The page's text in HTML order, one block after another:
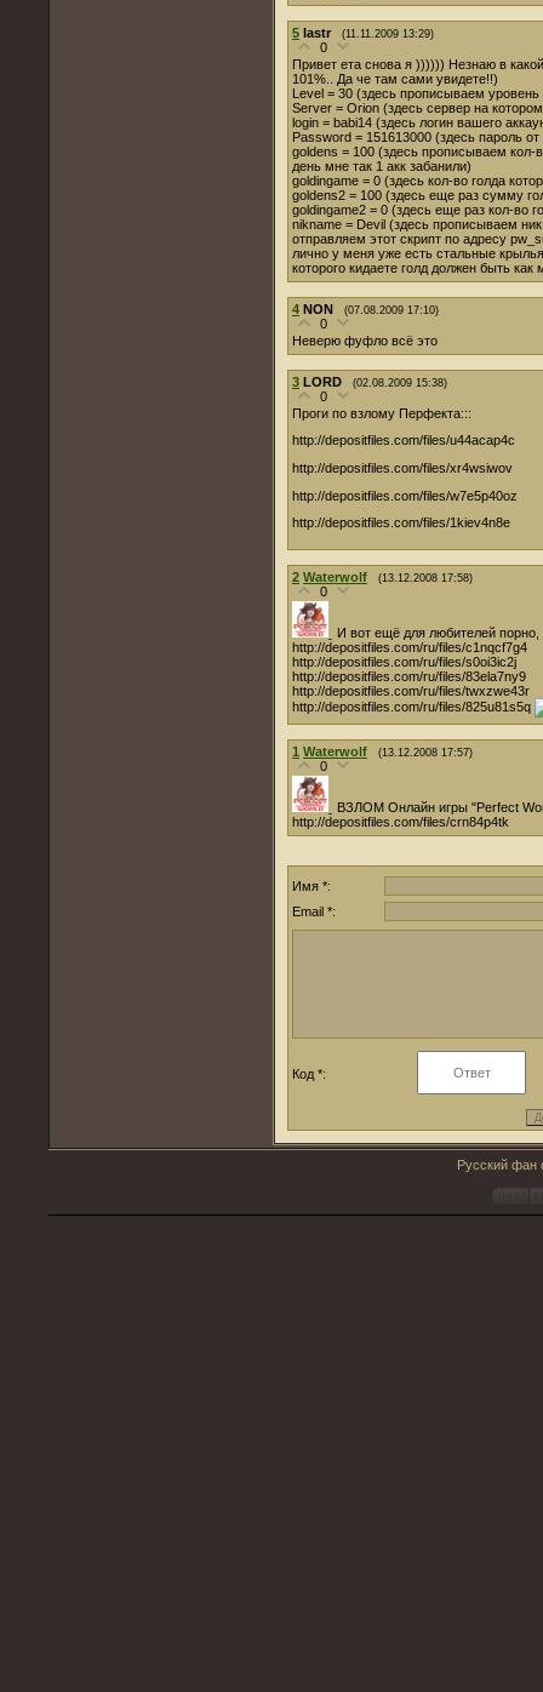
5 lastr (11.11.2009 13:29)
0
Привет ета снова я )))))) Незнаю в
101%.. Да че там сами увидете!!)
Level = 30 (здесь прописываем
Server = Orion (здесь сервер на
login = babi14 (здесь логин вашего
Password = 151613000 (здесь пароль от
goldens = 100 (здесь прописываем кол-
день мне так 1 акк забанили)
goldingame = 0 (здесь кол-во голда
goldens2 = 100 (здесь еще раз сумму
goldingame2 = 0 (здесь еще раз кол-во
nikname = Devil (здесь прописываем
отправляем этот скрипт по адресу
лично у меня уже есть стальные
которого кидаете голд должен быть
4 NON (07.08.2009 17:10)
0
Неверю фуфло всё это
3 LORD (02.08.2009 15:38)
0
Проги по взлому Перфекта:::
http://depositfiles.com/files/u44acap4c
http://depositfiles.com/files/xr4wsiwov
http://depositfiles.com/files/w7e5p40oz
http://depositfiles.com/files/1kiev4n8e
2 Waterwolf (13.12.2008 17:58)
0
И вот ещё для любителей порно,
http://depositfiles.com/ru/files/c1nqcf7g4
http://depositfiles.com/ru/files/s0oi3ic2j
http://depositfiles.com/ru/files/83ela7ny9
http://depositfiles.com/ru/files/twxzwe43r
http://depositfiles.com/ru/files/825u81s5q
1 Waterwolf (13.12.2008 17:57)
0
ВЗЛОМ Онлайн игры "Perfect
http://depositfiles.com/files/crn84p4tk
Имя *:
Email *:
Код *:
Русский фан